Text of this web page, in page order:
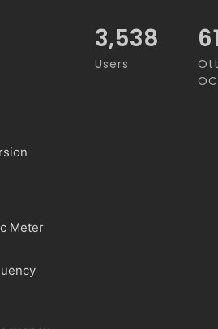
Meter
3,538
Users